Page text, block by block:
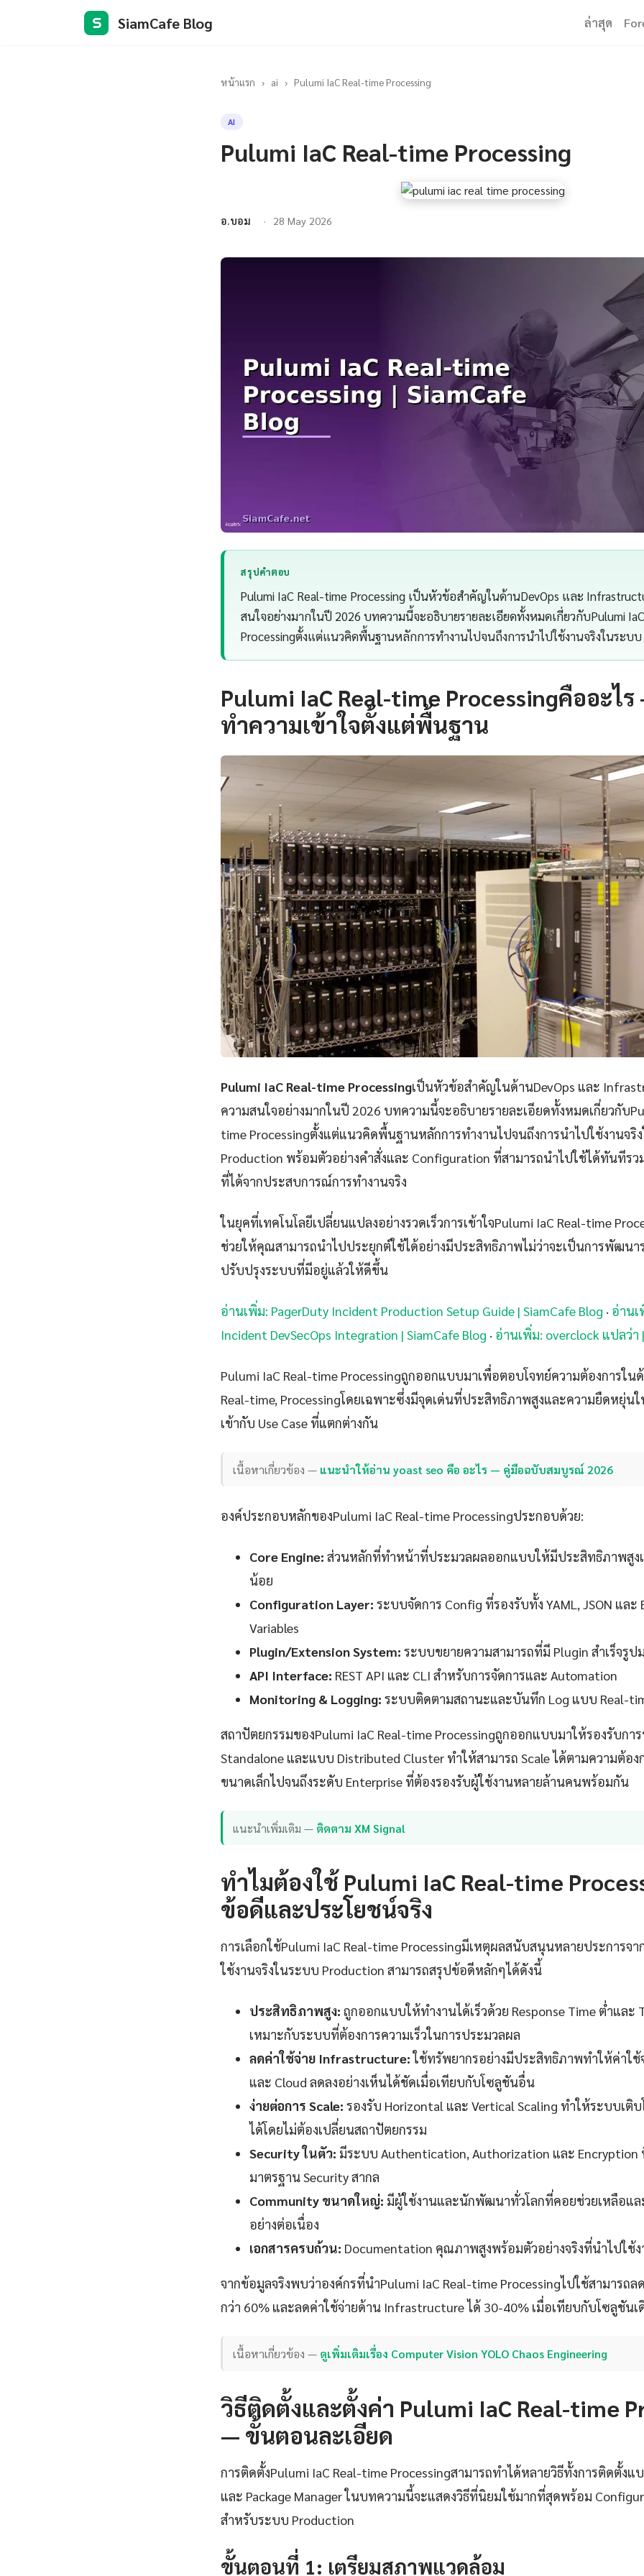
S SiamCafe Blog ล่าสุด
หน้าแรก › ai › Pulumi IaC Real-time Processing
AI
Pulumi IaC Real-time Processing
อ.บอม 28 May 2026
สรุปคำตอบ
Pulumi IaC Real-time Processing เป็นหัวข้อสำคัญในด้านDevOps และ
สนใจอย่างมากในปี 2026 บทความนี้จะอธิบายรายละเอียดทั้งหมดเกี่ยวกับPulumi
Processingตั้งแต่แนวคิดพื้นฐานหลักการทำงานไปจนถึงการนำไปใช้งานจริงในระบ
Pulumi IaC Real-time Processingคืออะไ
ทำความเข้าใจตั้งแต่พื้นฐาน
Pulumi IaC Real-time Processingเป็นหัวข้อสำคัญในด้านDevOps และ
ความสนใจอย่างมากในปี 2026 บทความนี้จะอธิบายรายละเอียดทั้งหมดเกี่ยวกับ
time Processingตั้งแต่แนวคิดพื้นฐานหลักการทำงานไปจนถึงการนำไปใช้งานจริ
Production พร้อมตัวอย่างคำสั่งและ Configuration ที่สามารถนำไปใช้ได้ทันทีรว
ที่ได้จากประสบการณ์การทำงานจริง
ในยุคที่เทคโนโลยีเปลี่ยนแปลงอย่างรวดเร็วการเข้าใจPulumi IaC Real-time
ช่วยให้คุณสามารถนำไปประยุกต์ใช้ได้อย่างมีประสิทธิภาพไม่ว่าจะเป็นการพัฒน
ปรับปรุงระบบที่มีอยู่แล้วให้ดีขึ้น
อ่านเพิ่ม: PagerDuty Incident Production Setup Guide | SiamCafe Blog · อ่านเ
Incident DevSecOps Integration | SiamCafe Blog · อ่านเพิ่ม: overclock แปลว่า
Pulumi IaC Real-time Processingถูกออกแบบมาเพื่อตอบโจทย์ความต้องการใน
Real-time, Processingโดยเฉพาะซึ่งมีจุดเด่นที่ประสิทธิภาพสูงและความยืดหยุ่น
เข้ากับ Use Case ที่แตกต่างกัน
เนื้อหาเกี่ยวข้อง — แนะนำให้อ่าน yoast seo คือ อะไร — คู่มือฉบับสมบูรณ์ 2026
องค์ประกอบหลักของPulumi IaC Real-time Processingประกอบด้วย:
Core Engine: ส่วนหลักที่ทำหน้าที่ประมวลผลออกแบบให้มีประสิทธิภาพสูง
น้อย
Configuration Layer: ระบบจัดการ Config ที่รองรับทั้ง YAML, JSON และ
Variables
Plugin/Extension System: ระบบขยายความสามารถที่มี Plugin สำเร็จรูป
API Interface: REST API และ CLI สำหรับการจัดการและ Automation
Monitoring & Logging: ระบบติดตามสถานะและบันทึก Log แบบ Real-
สถาปัตยกรรมของPulumi IaC Real-time Processingถูกออกแบบมาให้รองรับกา
Standalone และแบบ Distributed Cluster ทำให้สามารถ Scale ได้ตามความต้อ
ขนาดเล็กไปจนถึงระดับ Enterprise ที่ต้องรองรับผู้ใช้งานหลายล้านคนพร้อมกัน
แนะนำเพิ่มเติม — ติดตาม XM Signal
ทำไมต้องใช้ Pulumi IaC Real-time
ข้อดีและประโยชน์จริง
การเลือกใช้Pulumi IaC Real-time Processingมีเหตุผลสนับสนุนหลายประการจ
ใช้งานจริงในระบบ Production สามารถสรุปข้อดีหลักๆได้ดังนี้
ประสิทธิภาพสูง: ถูกออกแบบให้ทำงานได้เร็วด้วย Response Time ต่ำและ
เหมาะกับระบบที่ต้องการความเร็วในการประมวลผล
ลดค่าใช้จ่าย Infrastructure:ใช้ทรัพยากรอย่างมีประสิทธิภาพทำให้ค่าใช้
และ Cloud ลดลงอย่างเห็นได้ชัดเมื่อเทียบกับโซลูชันอื่น
ง่ายต่อการ Scale: รองรับ Horizontal และ Vertical Scaling ทำให้ระบบเติ
ได้โดยไม่ต้องเปลี่ยนสถาปัตยกรรม
Security ในตัว: มีระบบ Authentication, Authorization และ Encryption
มาตรฐาน Security สากล
Community ขนาดใหญ่: มีผู้ใช้งานและนักพัฒนาทั่วโลกที่คอยช่วยเหลือแ
อย่างต่อเนื่อง
เอกสารครบถ้วน: Documentation คุณภาพสูงพร้อมตัวอย่างจริงที่นำไปใช้
จากข้อมูลจริงพบว่าองค์กรที่นำPulumi IaC Real-time Processingไปใช้สามารถล
กว่า 60% และลดค่าใช้จ่ายด้าน Infrastructure ได้ 30-40% เมื่อเทียบกับโซลูชันเ
เนื้อหาเกี่ยวข้อง — ดูเพิ่มเติมเรื่อง Computer Vision YOLO Chaos Engineering
วิธีติดตั้งและตั้งค่า Pulumi IaC Real-time
— ขั้นตอนละเอียด
การติดตั้งPulumi IaC Real-time Processingสามารถทำได้หลายวิธีทั้งการติดตั้งแ
และ Package Manager ในบทความนี้จะแสดงวิธีที่นิยมใช้มากที่สุดพร้อม
สำหรับระบบ Production
ขั้นตอนที่ 1: เตรียมสภาพแวดล้อม